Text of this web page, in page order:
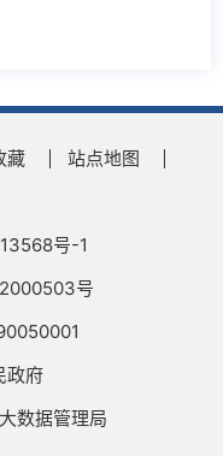
藏
站点地图
号-1
号
政府
数据管理局